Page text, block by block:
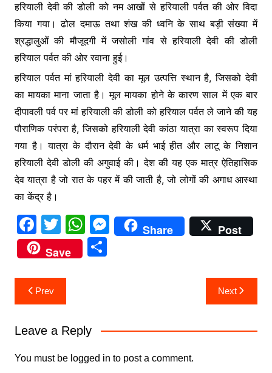
हरियाली देवी की डोली को नम आखों से हरियाली पर्वत की ओर विदा
किया गया। ढोल दमाऊ तथा शंख की ध्वनि के साथ बड़ी संख्या में
श्रद्धालुओं की मौजूदगी में जसोली गांव से हरियाली देवी की डोली
हरियाल पर्वत की ओर रवाना हुई।
हरियाल पर्वत मां हरियाली देवी का मूल उत्पत्ति स्थान है, जिसको देवी
का मायका माना जाता है। मूल मायका होने के कारण साल में एक बार
दीपावली पर्व पर मां हरियाली की डोली को हरियाल पर्वत ले जाने की यह
पौराणिक परंपरा है, जिसको हरियाली देवी कांठा यात्रा का स्वरूप दिया
गया है। यात्रा के दौरान देवी के धर्म भाई हीत और लाटू के निशान
हरियाली देवी डोली की अगुवाई की। देश की यह एक मात्र ऐतिहासिक
देव यात्रा है जो रात के पहर में की जाती है, जो लोगों की अगाध आस्था
का केंद्र है।
F
a
c
e
b
o
k
T
w
itt
er
W
h
at
p
p
M
e
er
Share
Post
Save
S
Post
navigation
Prev Next
Leave a Reply
You must be logged in to post a comment.